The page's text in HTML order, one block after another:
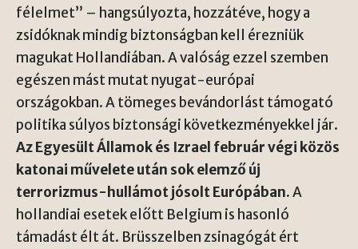
félelmet” – hangsúlyozta, hozzátéve, hogy a
zsidóknak mindig biztonságban kell érezniük
magukat Hollandiában. A valóság ezzel szemben
egészen mást mutat nyugat-európai
országokban. A tömeges bevándorlást támogató
politika súlyos biztonsági következményekkel jár.
Az Egyesült Államok és Izrael február végi közös
katonai művelete után sok elemző új
terrorizmus-hullámot jósolt Európában.A
hollandiai esetek előtt Belgium is hasonló
támadást élt át. Brüsszelben zsinagógát ért